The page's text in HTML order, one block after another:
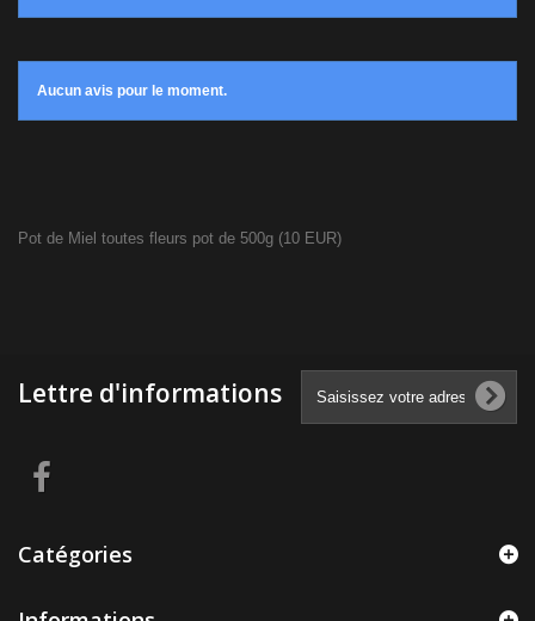
Aucun avis pour le moment.
Pot de Miel toutes fleurs pot de 500g (10 EUR)
Lettre d'informations
Catégories